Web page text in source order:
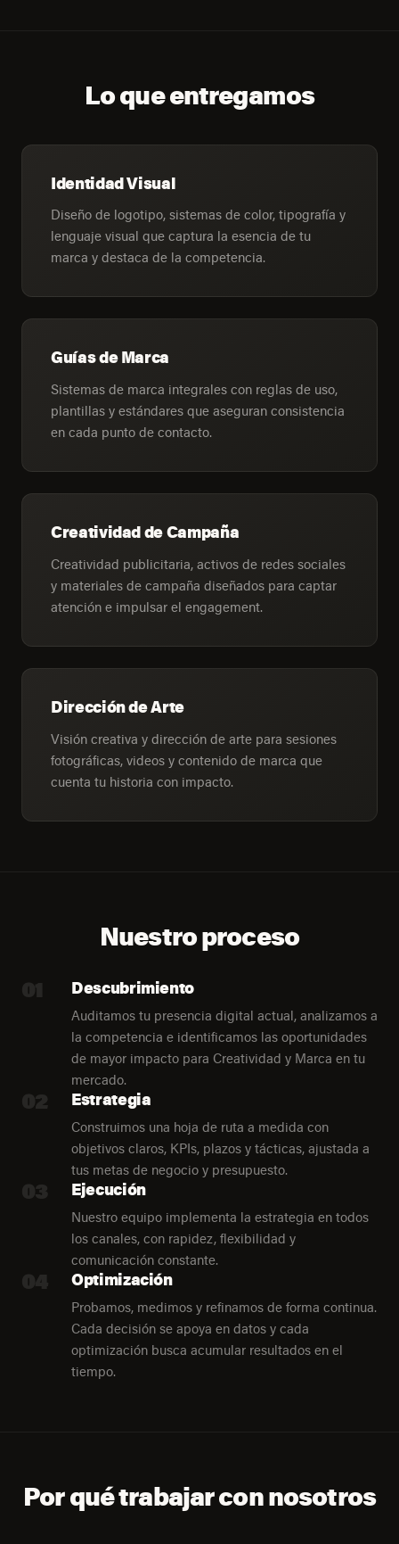
Lo que entregamos
Identidad Visual
Diseño de logotipo, sistemas de color, tipografía y
lenguaje visual que captura la esencia de tu
marca y destaca de la competencia.
Guías de Marca
Sistemas de marca integrales con reglas de uso,
plantillas y estándares que aseguran consistencia
en cada punto de contacto.
Creatividad de Campaña
Creatividad publicitaria, activos de redes sociales
y materiales de campaña diseñados para captar
atención e impulsar el engagement.
Dirección de Arte
Visión creativa y dirección de arte para sesiones
fotográficas, videos y contenido de marca que
cuenta tu historia con impacto.
Nuestro proceso
01 Descubrimiento
Auditamos tu presencia digital actual, analizamos a
la competencia e identificamos las oportunidades
de mayor impacto para Creatividad y Marca en tu
mercado.
Estrategia
Construimos una hoja de ruta a medida con
objetivos claros, KPIs, plazos y tácticas, ajustada a
tus metas de negocio y presupuesto.
Ejecución
Nuestro equipo implementa la estrategia en todos
los canales, con rapidez, flexibilidad y
comunicación constante.
Optimización
Probamos, medimos y refinamos de forma continua.
Cada decisión se apoya en datos y cada
optimización busca acumular resultados en el
tiempo.
Por qué trabajar con nosotros